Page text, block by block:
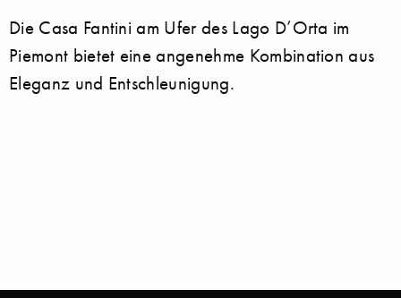
Die Casa Fantini am Ufer des Lago D’Orta im
Piemont bietet eine angenehme Kombination aus
Eleganz und Entschleunigung.